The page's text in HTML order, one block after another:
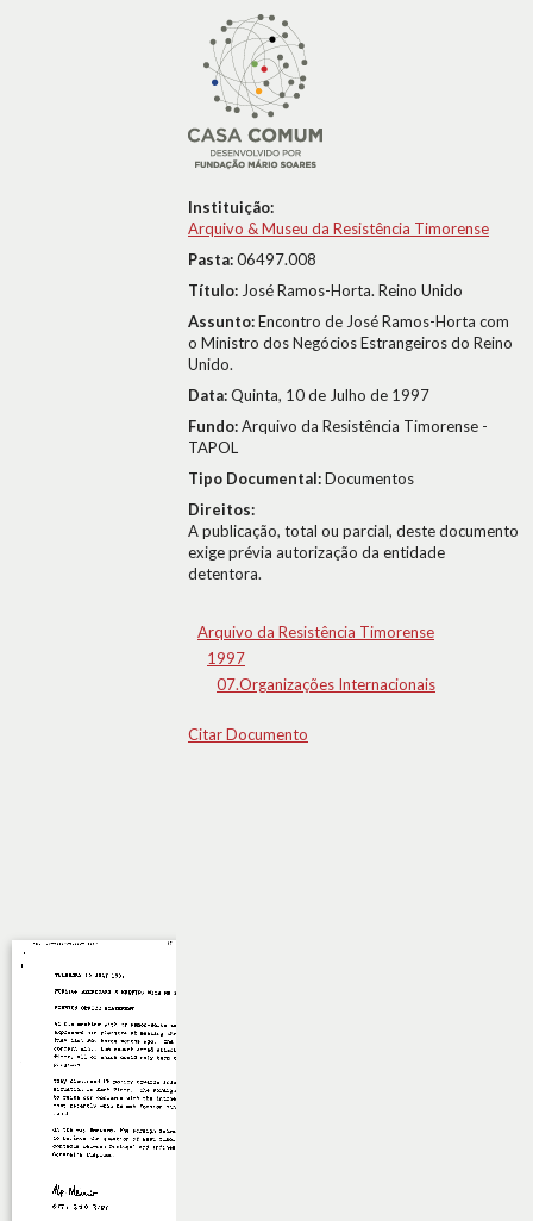
Instituição:
Arquivo & Museu da Resistência Timorense
Pasta:06497.008
Título: José Ramos-Horta. Reino Unido
Assunto:Encontro de José Ramos-Horta com
o Ministro dos Negócios Estrangeiros do Reino
Unido.
Data:Quinta, 10 de Julho de 1997
Fundo:Arquivo da Resistência Timorense -
TAPOL
Tipo Documental:Documentos
Direitos:
A publicação, total ou parcial, deste documento
exige prévia autorização da entidade
detentora.
Arquivo da Resistência Timorense
1997
07.Organizações Internacionais
Citar Documento